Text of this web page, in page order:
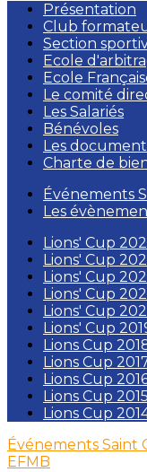
Présentation
Club
Section
Ecole
Ecole
Le comité
Les Salariés
Bénévoles
Les
Charte de
Événements
Les
Lions' Cup
Lions' Cup
Lions' Cup
Lions' Cup
Lions' Cup
Lions' Cup
Lions Cup
Lions Cup
Lions Cup
Lions Cup 2015
Lions Cup
Événements Saint
EFMB